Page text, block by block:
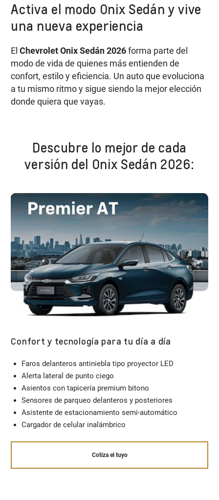
Activa el modo Onix Sedán y vive
una nueva experiencia
El Chevrolet Onix Sedán 2026forma parte del
modo de vida de quienes más entienden de
confort, estilo y eficiencia. Un auto que evoluciona
a tu mismo ritmo y sigue siendo la mejor elección
donde quiera que vayas.
Descubre lo mejor de cada
versión del Onix Sedán 2026:
Confort y tecnología para tu día a día
Faros delanteros antiniebla tipo proyector LED
Alerta lateral de punto ciego
Asientos con tapicería premium bitono
Sensores de parqueo delanteros y posteriores
Asistente de estacionamiento semi-automático
Cargador de celular inalámbrico
Cotiza el tuyo